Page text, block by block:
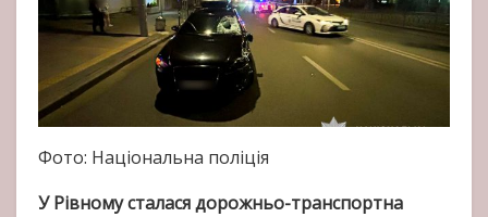
Фото: Національна поліція
У Рівному сталася дорожньо-транспортна